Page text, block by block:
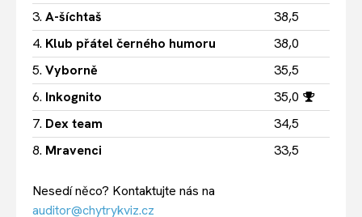
3. A-šíchtaš
38,5
4. Klub přátel černého humoru
38,0
5. Vyborně
35,5
6. Inkognito
35,0
7. Dex team
34,5
8. Mravenci 33,5
Nesedí něco? Kontaktujte nás na
auditor@chytrykviz.cz